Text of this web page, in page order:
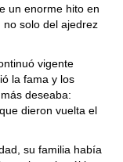
un enorme hito en
no solo del ajedrez
vigente
la fama y los
deseaba:
dieron vuelta el
su familia había